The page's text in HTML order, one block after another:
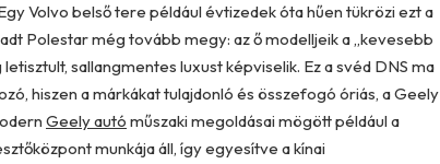
Volvo belső tere például évtizedek óta hűen tükrözi ezt a
Polestar még tovább megy: az ő modelljeik a „kevesebb
sallangmentes luxust képviselik. Ez a svéd DNS ma
hiszen a márkákat tulajdonló és összefogó óriás, a Geely
Geely autó műszaki megoldásai mögött például a
munkája áll, így egyesítve a kínai